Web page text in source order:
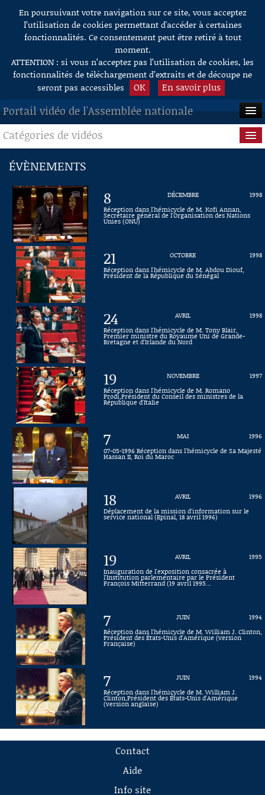
Aller au contenu
En poursuivant votre navigation sur ce site, vous acceptez
l’utilisation de cookies permettant d'accéder à certaines
fonctionnalités. Ce consentement peut être retiré à tout
moment.
ATTENTION : si vous n’acceptez pas l’utilisation de cookies, les
fonctionnalités de téléchargement d’extraits et de découpe ne
seront pas accessibles
OK En savoir plus
Portail vidéo de l'Assemblée nationale
ACCUEIL
EN DIRECT
À LA DEMANDE
RECHERCHE
AIDE À LA DÉCOUPE
DE VIDÉOS
Catégories de vidéos
Questions au Gouvernement
Commissions
Évènements
Connaissance, Histoire
ÉVÈNEMENTS
8 DÉCEMBRE
1998
Réception dans l'hémicycle de M. Kofi Annan,
Secrétaire général de l'Organisation des Nations
Unies (ONU)
21 OCTOBRE
1998
Réception dans l'hémicycle de M. Abdou Diouf,
Président de la République du Sénégal
24 AVRIL
1998
Réception dans l'hémicycle de M. Tony Blair,
Premier ministre du Royaume Uni de Grande-
Bretagne et d'Irlande du Nord
19 NOVEMBRE
1997
Réception dans l'hémicycle de M. Romano
Prodi,Président du Conseil des ministres de la
République d'Italie
7 MAI
1996
07-05-1996 Réception dans l'hémicycle de Sa Majesté
Hassan II, Roi du Maroc
18 AVRIL
1996
Déplacement de la mission d'information sur le
service national (Epinal, 18 avril 1996)
19 AVRIL
1995
Inauguration de l'exposition consacrée à
l'Institution parlementaire par le Président
François Mitterrand (19 avril 1995...
7 JUIN
1994
Réception dans l'hémicycle de M. William J. Clinton,
Président des États-Unis d'Amérique (version
Française)
7 JUIN
1994
Réception dans l'hémicycle de M. William J.
Clinton,Président des États-Unis d'Amérique
(version anglaise)
Contact
Aide
Info site